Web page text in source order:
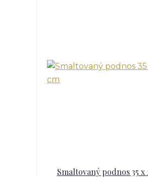
Smaltovaný podnos 35 x